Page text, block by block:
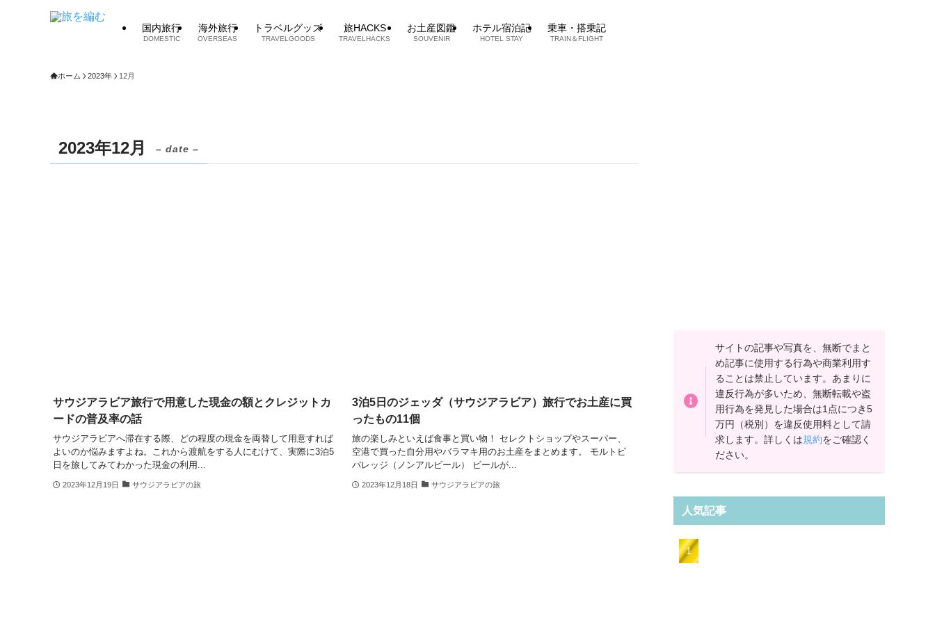
国内旅行
DOMESTIC
海外旅行
OVERSEAS
トラベルグッズ
TRAVELGOODS
旅HACKS
TRAVELHACKS
お土産図鑑
SOUVENIR
ホテル宿泊記
HOTEL STAY
乗車・搭乗記
TRAIN＆FLIGHT
ホーム 2023年 12月
2023年12月 – date –
サウジアラビア旅行で用意した現金の額とクレジットカ
ードの普及率の話
サウジアラビアへ滞在する際、どの程度の現金を両替して用意すれば
よいのか悩みますよね。これから渡航をする人にむけて、実際に3泊5
日を旅してみてわかった現金の利用...
2023年12月19日 サウジアラビアの旅
3泊5日のジェッダ（サウジアラビア）旅行でお土産に買
ったもの11個
旅の楽しみといえば食事と買い物！ セレクトショップやスーパー、
空港で買った自分用やバラマキ用のお土産をまとめます。 モルトビ
バレッジ（ノンアルビール） ビールが...
2023年12月18日 サウジアラビアの旅
サイトの記事や写真を、無断でまと
め記事に使用する行為や商業利用す
ることは禁止しています。あまりに
違反行為が多いため、無断転載や盗
用行為を発見した場合は1点につき5
万円（税別）を違反使用料として請
求します。詳しくは規約をご確認く
ださい。
人気記事